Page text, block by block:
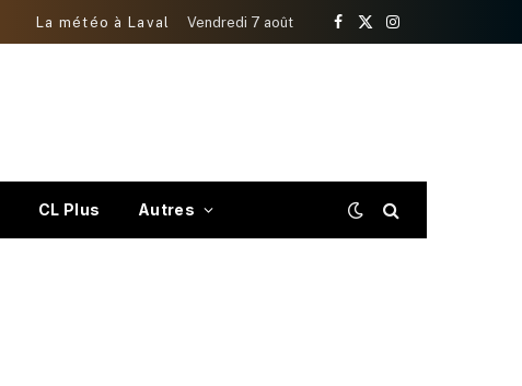
La météo à Laval Vendredi 7 août
Facebook
X
Instagram
CL Plus Autres